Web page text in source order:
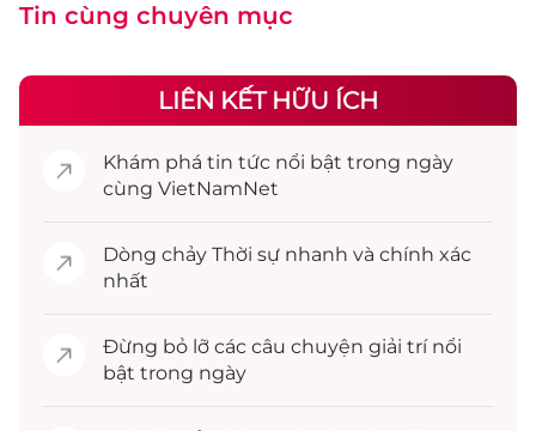
Tin cùng chuyên mục
LIÊN KẾT HỮU ÍCH
Khám phá tin tức nổi bật trong ngày
cùng VietNamNet
Dòng chảy Thời sự nhanh và chính xác
nhất
Đừng bỏ lỡ các câu chuyện giải trínổi
bật trong ngày